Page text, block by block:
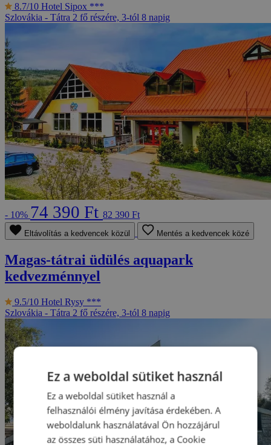
8.7/10 Hotel Sipox ***
Szlovákia - Tátra 2 fő részére, 3-tól 8 napig
- 10% 74 390 Ft 82 390 Ft
Eltávolítás a kedvencek közül Mentés a kedvencek közé
Magas-tátrai üdülés aquapark
kedvezménnyel
9.5/10 Hotel Rysy ***
Szlovákia - Tátra 2 fő részére, 3-tól 8 napig
Ez a weboldal sütiket használ
Ez a weboldal sütiket használ a
felhasználói élmény javítása érdekében. A
weboldalunk használatával Ön hozzájárul
az összes süti használatához, a Cookie